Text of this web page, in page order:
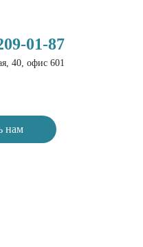
01-87
40, офис 601
нам